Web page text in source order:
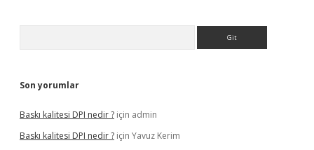
Son yorumlar
Baskı kalitesi DPI nedir ? için admin
Baskı kalitesi DPI nedir ? için Yavuz Kerim